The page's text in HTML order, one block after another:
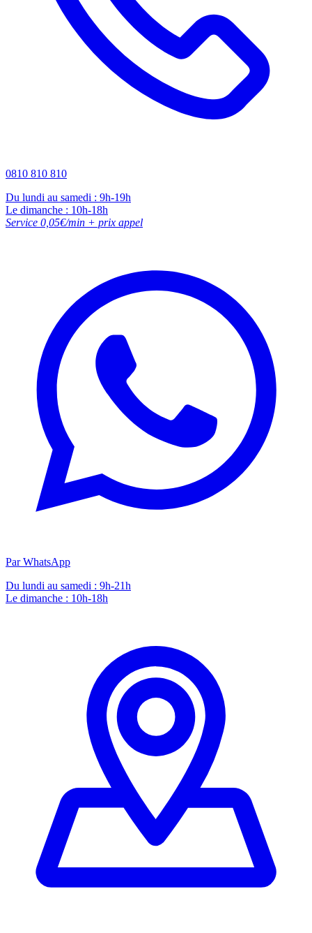
0810 810 810
Du lundi au samedi : 9h-19h
Le dimanche : 10h-18h
Service 0,05€/min + prix appel
Par WhatsApp
Du lundi au samedi : 9h-21h
Le dimanche : 10h-18h